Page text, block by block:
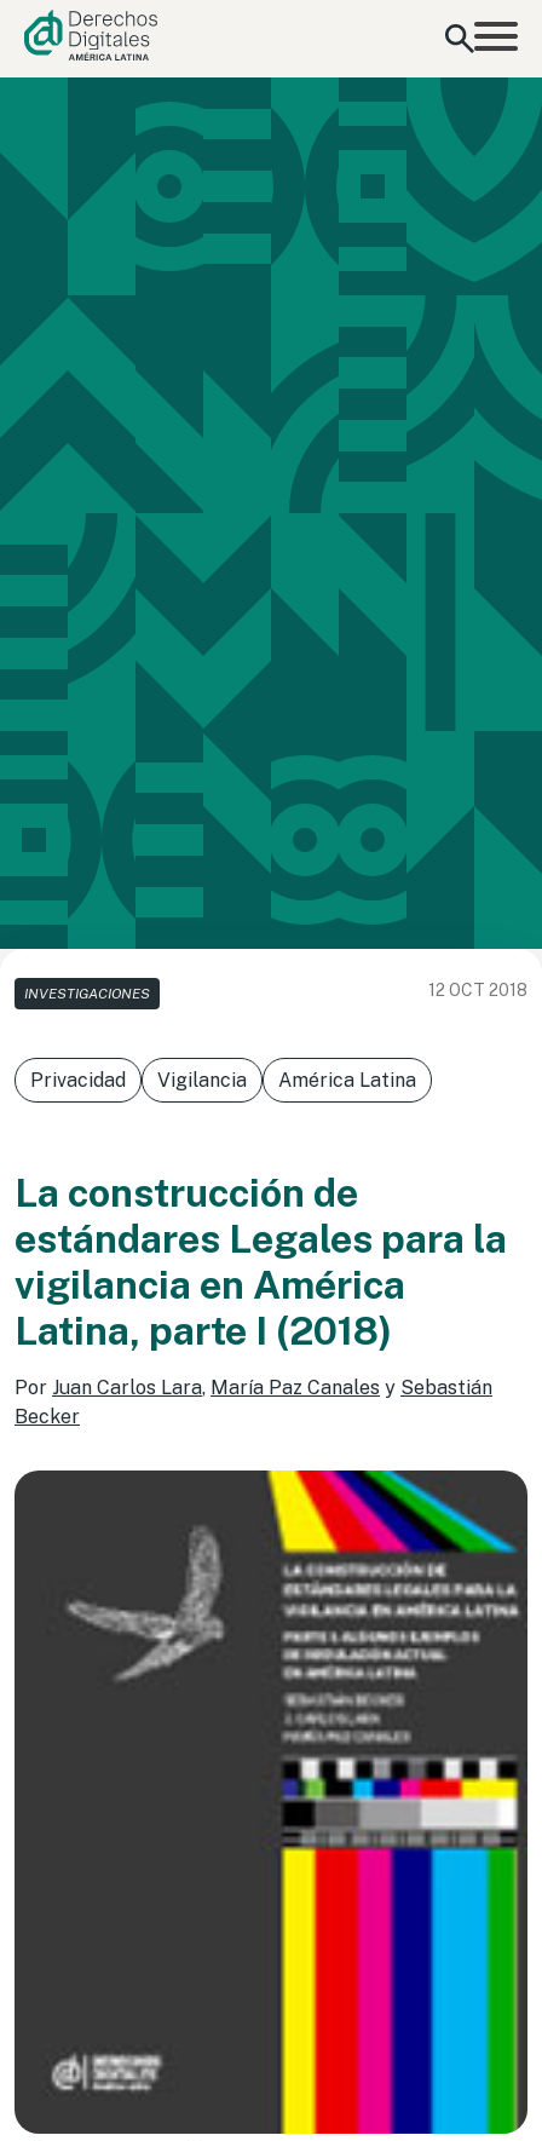
contenido
INVESTIGACIONES 12 OCT 2018
Privacidad Vigilancia América Latina
La construcción de
estándares Legales para la
vigilancia en América
Latina, parte I (2018)
Por Juan Carlos Lara, María Paz Canales y Sebastián
Becker